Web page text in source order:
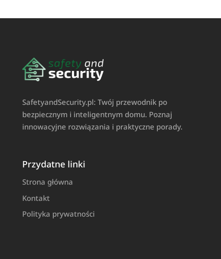
SafetyandSecurity.pl: Twój przewodnik po
bezpiecznym i inteligentnym domu. Poznaj
innowacyjne rozwiązania i praktyczne porady.
Przydatne linki
Strona główna
Kontakt
Polityka prywatności